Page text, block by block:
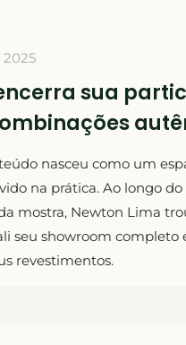
sua
nasceu como um
na prática. Ao longo
mostra, Newton Lima
seu showroom
revestimentos.